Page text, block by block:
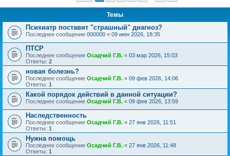
Темы
Психиатр поставит "страшный" диагноз?
Последнее сообщение 000000 « 09 июн 2026, 18:35
ПТСР
Последнее сообщение Осадчий Г.В. « 03 мар 2026, 15:03
Ответы: 2
новая болезнь?
Последнее сообщение Осадчий Г.В. « 09 фев 2026, 14:06
Ответы: 1
Какой порядок действий в данной ситуации?
Последнее сообщение Осадчий Г.В. « 09 фев 2026, 13:59
Наследственность
Последнее сообщение Осадчий Г.В. « 27 янв 2026, 11:51
Ответы: 1
Нужна помощь
Последнее сообщение Осадчий Г.В. « 27 янв 2026, 11:48
Ответы: 1